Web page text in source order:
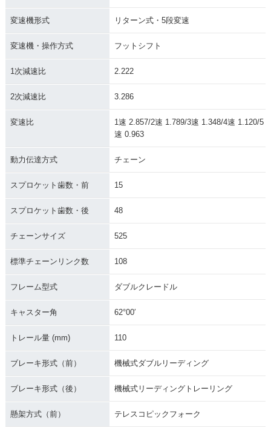
変速機形式 リターン式・5段変速
変速機・操作方式 フットシフト
1次減速比 2.222
2次減速比 3.286
変速比
1速 2.857/2速 1.789/3速 1.348/4速 1.120/5
速 0.963
動力伝達方式 チェーン
スプロケット歯数・前 15
スプロケット歯数・後 48
チェーンサイズ 525
標準チェーンリンク数 108
フレーム型式 ダブルクレードル
キャスター角 62°00′
トレール量 (mm) 110
ブレーキ形式（前） 機械式ダブルリーディング
ブレーキ形式（後） 機械式リーディングトレーリング
懸架方式（前） テレスコピックフォーク